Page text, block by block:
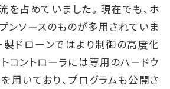
を占めていました。現在でも、ホ
ンソースのものが多用されていま
製ドローンではより制御の高度化
コントローラには専用のハードウ
用いており、プログラムも公開さ